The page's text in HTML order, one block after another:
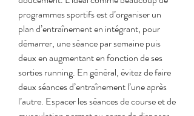
programmes sportifs est d’organiser un
plan d’entraînement en intégrant, pour
démarrer, une séance par semaine puis
deux en augmentant en fonction de ses
sorties running. En général, évitez de faire
deux séances d’entraînement l’une après
l’autre. Espacer les séances de course et de